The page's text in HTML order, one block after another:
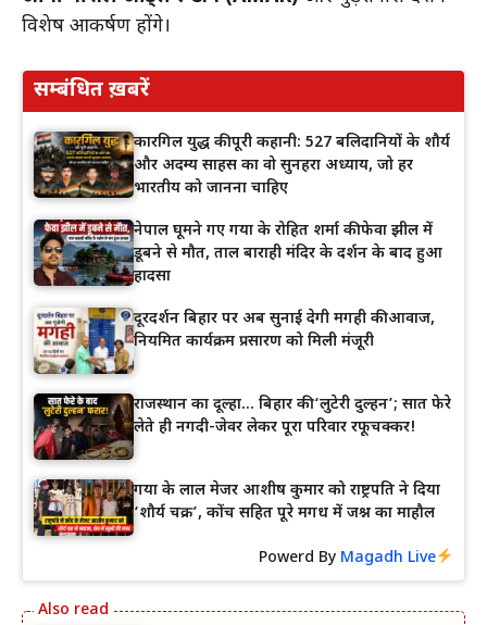
विशेष आकर्षण होंगे।
सम्बंधित ख़बरें
कारगिल युद्ध की पूरी कहानी: 527 बलिदानियों के शौर्य
और अदम्य साहस का वो सुनहरा अध्याय, जो हर
भारतीय को जानना चाहिए
नेपाल घूमने गए गया के रोहित शर्मा की फेवा झील में
डूबने से मौत, ताल बाराही मंदिर के दर्शन के बाद हुआ
हादसा
दूरदर्शन बिहार पर अब सुनाई देगी मगही की आवाज,
नियमित कार्यक्रम प्रसारण को मिली मंजूरी
राजस्थान का दूल्हा… बिहार की ‘लुटेरी दुल्हन’; सात फेरे
लेते ही नगदी-जेवर लेकर पूरा परिवार रफूचक्कर!
गया के लाल मेजर आशीष कुमार को राष्ट्रपति ने दिया
‘शौर्य चक्र’, कोंच सहित पूरे मगध में जश्न का माहौल
Powerd By Magadh Live